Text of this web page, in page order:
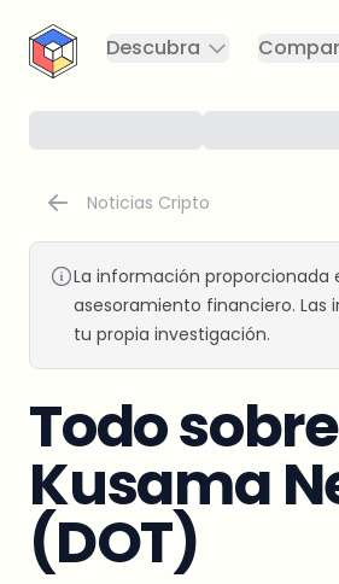
CryptoTicker
Descubra
Noticias Cripto
La información
asesoramiento financiero. Las
tu propia investigación.
Todo
Kusama
(DOT)